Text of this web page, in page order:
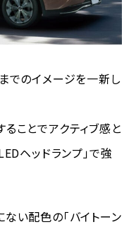
でのイメージを一新し
ことでアクティブ感と
ヘッドランプ」で強
い配色の「バイトーン